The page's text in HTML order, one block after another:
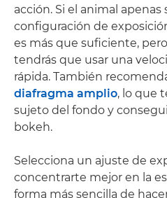
acción. Si el animal apenas
configuración de
es más que suficiente,
tendrás que usar una
rápida. También
diafragma amplio, lo que
sujeto del fondo y
bokeh.
Selecciona un ajuste de
concentrarte mejor en la
forma más sencilla de